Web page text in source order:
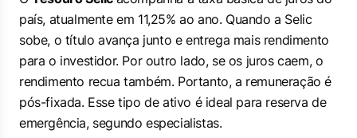
país, atualmente em 11,25% ao ano. Quando a Selic
sobe, o título avança junto e entrega mais rendimento
para o investidor. Por outro lado, se os juros caem, o
rendimento recua também. Portanto, a remuneração é
pós-fixada. Esse tipo de ativo é ideal para reserva de
emergência, segundo especialistas.